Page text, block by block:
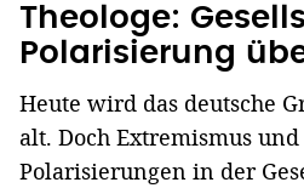
Theologe:
Polarisierung
Heute wird das deutsche
alt. Doch Extremismus
Polarisierungen in der